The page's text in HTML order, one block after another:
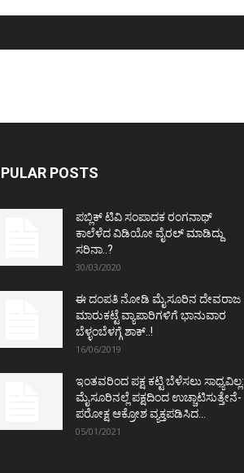
POSTS
ಪಬ್ಲಿಕ್ ಟಿವಿ ಸಂಪಾದಕ ರಂಗನಾಥ್
ಕಾಲೆಳೆದ ವಿಡಿಯೋ ವೈರಲ್ ಮಾಡಿದ್ದು
ಸರಿನಾ..?
30/03/2020
ಈ ದಂಪತಿ ನೋಡಿ ಮೈಸೂರಿನ ದೇವರಾಜ
ಮಾರುಕಟ್ಟೆ ವ್ಯಾಪಾರಿಗಳಿಗೆ ಭಾನುವಾರ
ಬೆಳ್ಳಂಬೆಳಗ್ಗೆ ಶಾಕ್..!
16/06/2019
ಇಂತವರಿಂದ ಪಕ್ಷ ಕಟ್ಟಿ ಬೆಳೆಸಲು ಸಾಧ್ಯವಿಲ್ಲ:
ಮೈಸೂರಿನಲ್ಲೆ ಪಕ್ಷದಿಂದ ಉಚ್ಚಾಟಿಸುತ್ತೇನೆ-
ಪರೋಕ್ಷ ಆಕ್ರೋಶ ವ್ಯಕ್ತಪಡಿಸಿದ...
05/01/2021